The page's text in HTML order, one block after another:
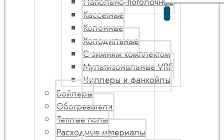
Кассетные
Колонные
Холодильные
С зимним комплектом
Мультизональные VRF
Чиллеры и фанкойлы
Бойлеры
Обогреватели
Теплые полы
Расходные материалы